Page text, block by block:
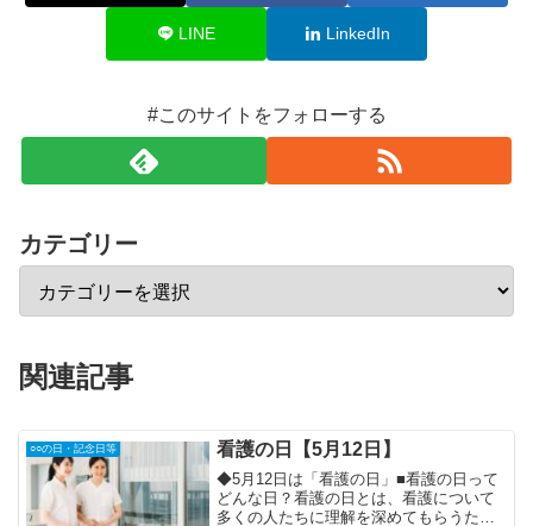
LINE LinkedIn
#このサイトをフォローする
カテゴリー
関連記事
○○の日・記念日等 看護の日【5月12日】
◆5月12日は「看護の日」■看護の日って
どんな日？看護の日とは、看護について
多くの人たちに理解を深めてもらうため